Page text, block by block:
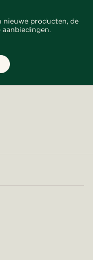
nieuwe producten, de
aanbiedingen.